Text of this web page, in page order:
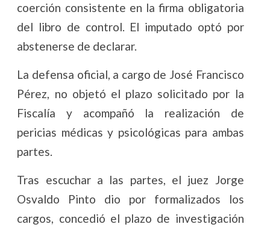
coerción consistente en la firma obligatoria
del libro de control. El imputado optó por
abstenerse de declarar.
La defensa oficial, a cargo de José Francisco
Pérez, no objetó el plazo solicitado por la
Fiscalía y acompañó la realización de
pericias médicas y psicológicas para ambas
partes.
Tras escuchar a las partes, el juez Jorge
Osvaldo Pinto dio por formalizados los
cargos, concedió el plazo de investigación